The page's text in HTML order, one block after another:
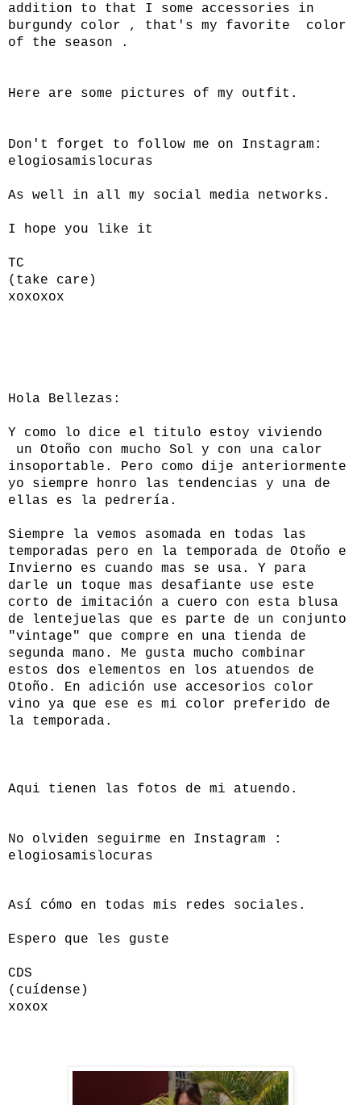
addition to that I some accessories in
burgundy color , that's my favorite color
of the season .
Here are some pictures of my outfit.
Don't forget to follow me on Instagram:
elogiosamislocuras
As well in all my social media networks.
I hope you like it
TC
(take care)
xoxoxox
Hola Bellezas:
Y como lo dice el titulo estoy viviendo
un Otoño con mucho Sol y con una calor
insoportable. Pero como dije anteriormente
yo siempre honro las tendencias y una de
ellas es la pedrería.
Siempre la vemos asomada en todas las
temporadas pero en la temporada de Otoño e
Invierno es cuando mas se usa. Y para
darle un toque mas desafiante use este
corto de imitación a cuero con esta blusa
de lentejuelas que es parte de un conjunto
"vintage" que compre en una tienda de
segunda mano. Me gusta mucho combinar
estos dos elementos en los atuendos de
Otoño. En adición use accesorios color
vino ya que ese es mi color preferido de
la temporada.
Aqui tienen las fotos de mi atuendo.
No olviden seguirme en Instagram :
elogiosamislocuras
Así cómo en todas mis redes sociales.
Espero que les guste
CDS
(cuídense)
xoxox